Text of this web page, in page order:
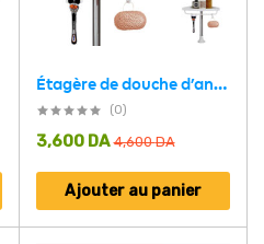
Étagère de douche d’angle à 4 niveaux réglable 260cm – رف حمام قابل للتعديل
(0)
4,600DA
3,600 DA
Ajouter au panier